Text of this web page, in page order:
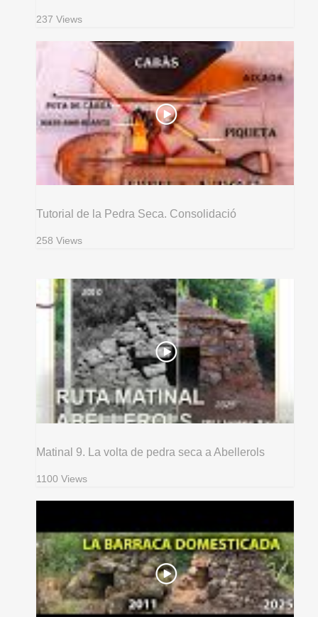
237 Views
Tutorial de la Pedra Seca. Consolidació
258 Views
Matinal 9. La volta de pedra seca a Abellerols
1100 Views